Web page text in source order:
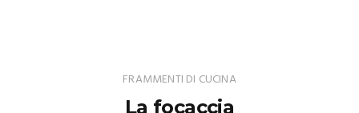
FRAMMENTI DI CUCINA
La focaccia